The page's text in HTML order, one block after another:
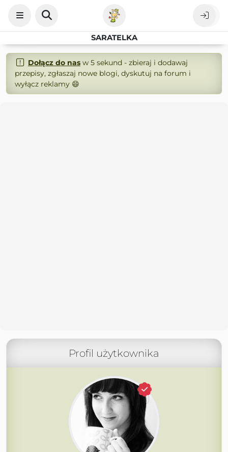
SARATELKA
Dołącz do nasw 5 sekund - zbieraj i dodawaj
przepisy, zgłaszaj nowe blogi, dyskutuj na forum i
wyłącz reklamy 😄
Profil użytkownika